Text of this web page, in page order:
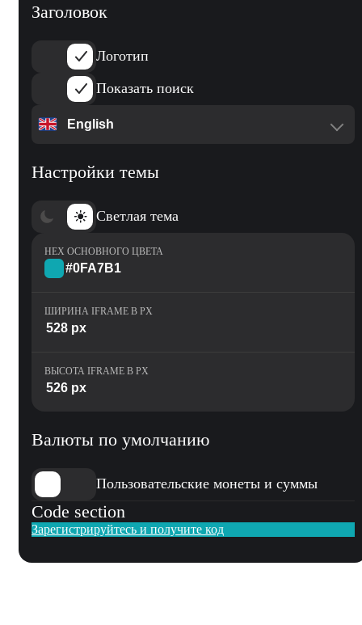
Заголовок
Логотип
Показать поиск
English
Настройки темы
Светлая тема
HEX ОСНОВНОГО ЦВЕТА
ШИРИНА IFRAME В PX
ВЫСОТА IFRAME В PX
Валюты по умолчанию
Пользовательские монеты и суммы
Code section
Зарегистрируйтесь и получите код